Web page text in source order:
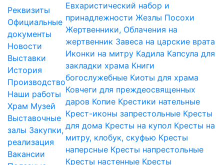
Реквизиты
Официальные
документы
Новости
Выставки
История
Производство
Наши работы
Храм Музей
Выставочные
залы Закупки,
реализация
Вакансии
Евхаристический набор и
принадлежности Жезлы Посохи
Жертвенники, Облачения на
жертвенник Завеса на царские врата
Иконки на митру Кадила Капсула для
закладки храма Книги
богослужебные Киоты для храма
Ковчеги для преждеосвященных
даров Копие Крестики нательные
Крест-иконы запрестольные Кресты
для дома Кресты на купол Кресты на
митру, клобук, скуфью Кресты
наперсные Кресты напрестольные
Кресты настенные Кресты